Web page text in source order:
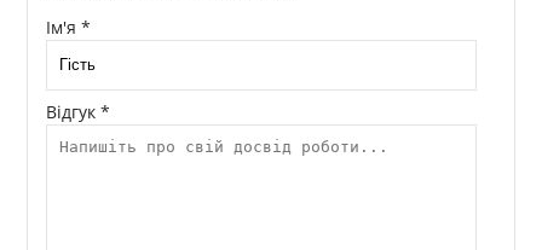
Ім'я *
Відгук *